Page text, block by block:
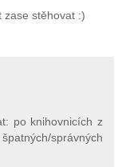
zase stěhovat :)
po knihovnicích z
správných